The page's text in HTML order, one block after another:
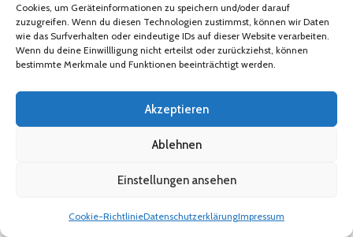
Cookies, um Geräteinformationen zu speichern und/oder darauf
zuzugreifen. Wenn du diesen Technologien zustimmst, können wir Daten
wie das Surfverhalten oder eindeutige IDs auf dieser Website verarbeiten.
Wenn du deine Einwillligung nicht erteilst oder zurückziehst, können
bestimmte Merkmale und Funktionen beeinträchtigt werden.
Akzeptieren
Ablehnen
Einstellungen ansehen
Cookie-RichtlinieDatenschutzerklärungImpressum
t-bladeOutletStore.
UNSER STANDORT
WEITERE INFORMATIONEN
ABONNIEREN